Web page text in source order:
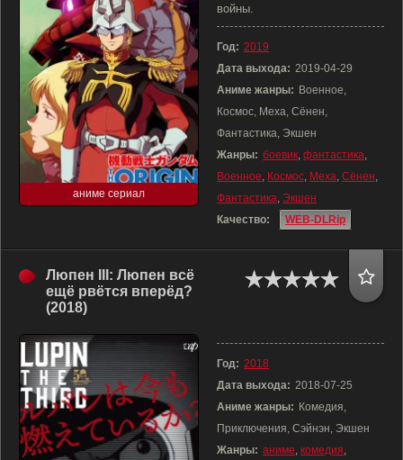
аниме сериал
войны.
Год: 2019
Дата выхода: 2019-04-29
Аниме жанры: Военное,
Космос, Меха, Сёнен,
Фантастика, Экшен
Жанры: боевик, фантастика,
Военное, Космос, Меха, Сёнен,
Фантастика, Экшен
Качество:
WEB-DLRip
Люпен III: Люпен всё
ещё рвётся вперёд?
(2018)
Год: 2018
Дата выхода: 2018-07-25
Аниме жанры: Комедия,
Приключения, Сэйнэн, Экшен
Жанры: аниме, комедия,